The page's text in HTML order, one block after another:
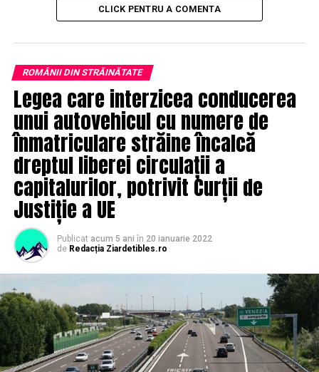
CLICK PENTRU A COMENTA
ROMÂNII DIN STRĂINĂTATE
Legea care interzicea conducerea
unui autovehicul cu numere de
înmatriculare străine încalcă
dreptul liberei circulații a
capitalurilor, potrivit Curții de
Justiție a UE
Publicat acum 5 ani în 20 ianuarie 2022
de Redacția Ziardetibles.ro